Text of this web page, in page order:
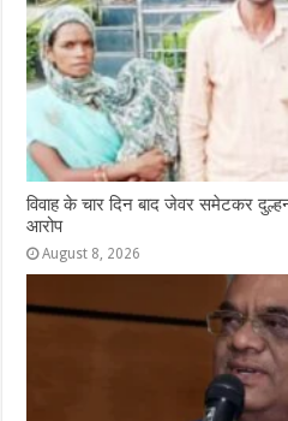
विवाह के चार दिन बाद जेवर समेटकर
आरोप
August 8, 2026